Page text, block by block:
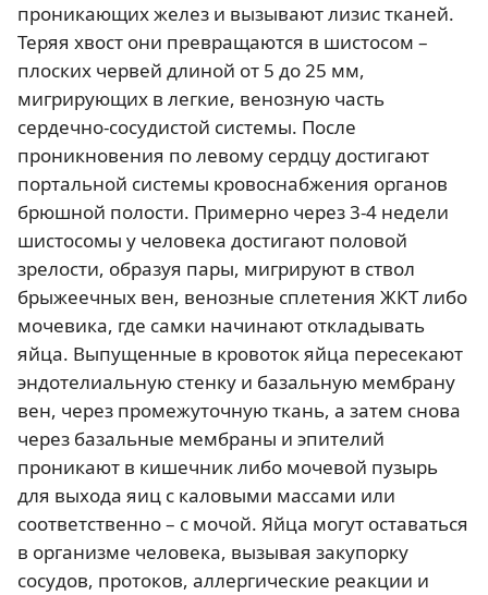
проникающих желез и вызывают лизис тканей.
Теряя хвост они превращаются в шистосом –
плоских червей длиной от 5 до 25 мм,
мигрирующих в легкие, венозную часть
сердечно-сосудистой системы. После
проникновения по левому сердцу достигают
портальной системы кровоснабжения органов
брюшной полости. Примерно через 3-4 недели
шистосомы у человека достигают половой
зрелости, образуя пары, мигрируют в ствол
брыжеечных вен, венозные сплетения ЖКТ либо
мочевика, где самки начинают откладывать
яйца. Выпущенные в кровоток яйца пересекают
эндотелиальную стенку и базальную мембрану
вен, через промежуточную ткань, а затем снова
через базальные мембраны и эпителий
проникают в кишечник либо мочевой пузырь
для выхода яиц с каловыми массами или
соответственно – с мочой. Яйца могут оставаться
в организме человека, вызывая закупорку
сосудов, протоков, аллергические реакции и